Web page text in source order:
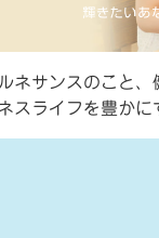
ルネサンスのこと、
スライフを豊かに